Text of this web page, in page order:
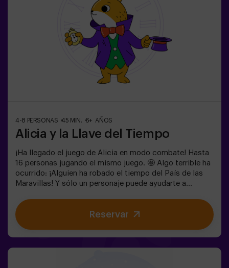
4-8 PERSONAS 45 MIN. 6+ AÑOS
Alicia y la Llave del Tiempo
¡Ha llegado el juego de Alicia en modo combate! Hasta
16 personas jugando el mismo juego. 🤩 Algo terrible ha
ocurrido: ¡Alguien ha robado el tiempo del País de las
Maravillas! Y sólo un personaje puede ayudarte a
tendrás que resolver los enigmas y sumergirte en el
Jardín Secreto de la Reina. ¿Estás preparado para
emprender el viaje más emocionante de tu vida? ✨Juego
Reservar